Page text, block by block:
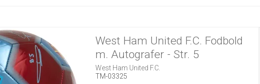
West Ham United F.C. Fodbold
m. Autografer - Str. 5
West Ham United F.C.
TM-03325